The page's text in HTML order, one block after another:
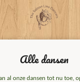
Alle dansen
al onze dansen tot nu toe,